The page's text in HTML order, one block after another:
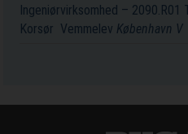
Ingeniørvirksomhed – 2090.R01
Korsør ­ Vemmelev København V